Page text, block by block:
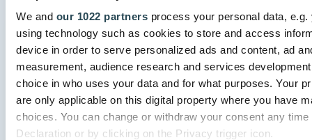
We and our 1022 partners process your personal data, e.g.
using technology such as cookies to store and access
device in order to serve personalized ads and content, ad
measurement, audience research and services
choice in who uses your data and for what purposes. Your
are only applicable on this digital property where you have
choices. You can change or withdraw your consent any
Declaration or by clicking on the Privacy trigger icon.
Aufgabenmanagement
Aufgabenmanagement
___________